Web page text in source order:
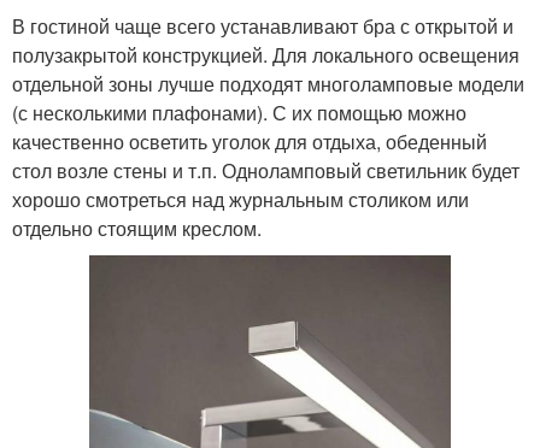
В гостиной чаще всего устанавливают бра с открытой и
полузакрытой конструкцией. Для локального освещения
отдельной зоны лучше подходят многоламповые модели
(с несколькими плафонами). С их помощью можно
качественно осветить уголок для отдыха, обеденный
стол возле стены и т.п. Одноламповый светильник будет
хорошо смотреться над журнальным столиком или
отдельно стоящим креслом.